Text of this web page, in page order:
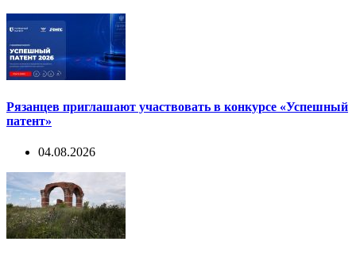
Рязанцев приглашают участвовать в конкурсе «Успешный
патент»
04.08.2026